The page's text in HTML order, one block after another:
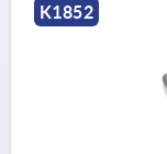
K1852